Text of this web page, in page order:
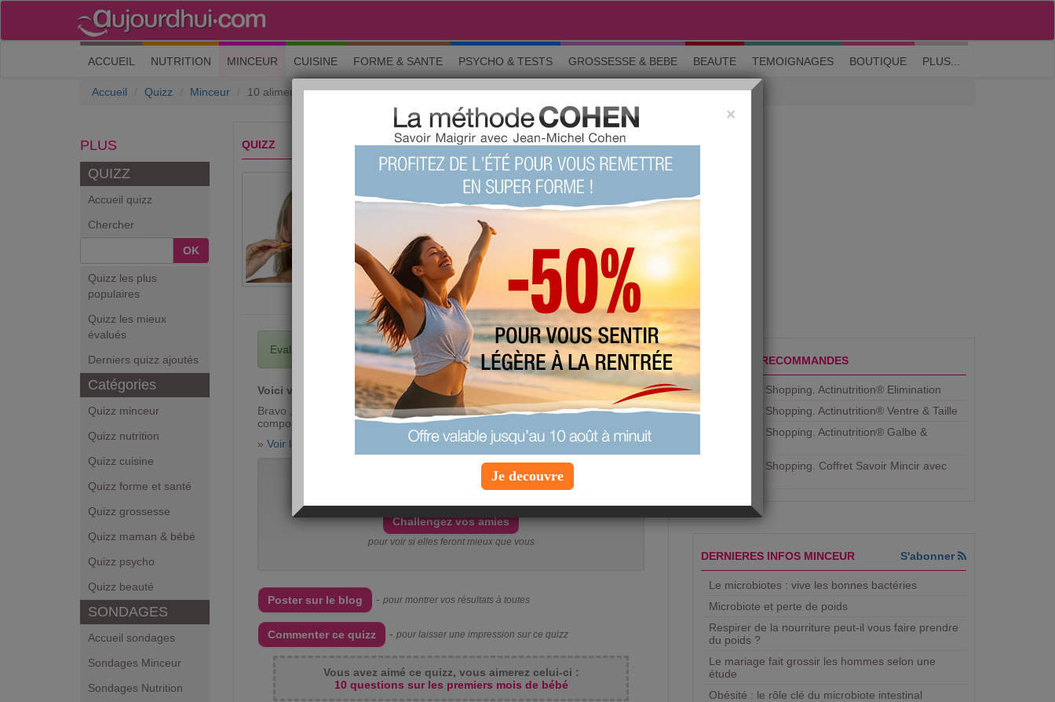
M'inscrire| Me connecter| ? Visite guidée
ACCUEIL (current)
NUTRITION MINCEUR CUISINE FORME & SANTE PSYCHO & TESTS GROSSESSE & BEBE BEAUTE TEMOIGNAGES BOUTIQUE PLUS...
Accueil Quizz Minceur 10 aliments interdits pendant le régime
PLUS
QUIZZ
Accueil quizz
Chercher
OK
Quizz les plus
populaires
Quizz les mieux
évalués
Derniers quizz ajoutés
Catégories
Quizz minceur
Quizz nutrition
Quizz cuisine
Quizz forme et santé
Quizz grossesse
Quizz maman & bébé
Quizz psycho
Quizz beauté
SONDAGES
Accueil sondages
Sondages Minceur
Sondages Nutrition
QUIZZ
10 aliments interdits pendant le
régime?
+1977 Le quizz du siècle !(fait
98924 fois)
Score moyen : 73 %
Evaluez ce quizz : intéressant (2360) peu intéressant (383)
Voici votre score
Bravo , vous avez su répondre correctement à0 des 10 questionsque
comporte ce quiz !
» Voir les réponses
. Peut mieux faire!
Challengez vos amies
pour voir si elles feront mieux que vous
Poster sur le blog - pour montrer vos résultats à toutes
Commenter ce quizz - pour laisser une impression sur ce quizz
Vous avez aimé ce quizz, vous aimerez celui-ci :
10 questions sur les premiers mois de bébé
PRODUITS RECOMMANDES
Aujourdhui Shopping. Actinutrition® Elimination
Aujourdhui Shopping. Actinutrition® Ventre & Taille
Aujourdhui Shopping. Actinutrition® Galbe &
Aujourdhui Shopping. ​Coffret Savoir Mincir avec
DERNIERES INFOS MINCEUR S'abonner
Le microbiotes : vive les bonnes bactéries
Microbiote et perte de poids
Respirer de la nourriture peut-il vous faire prendre
du poids ?
Le mariage fait grossir les hommes selon une
étude
Obésité : le rôle clé du microbiote intestinal
×
Je decouvre